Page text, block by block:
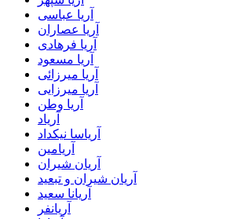
آریا عباسی
آریا عصاران
آریا فرهادی
آریا مسعود
آریا میرزائی
آریا میرزایی
آریا وطن
آریاد
آریاسا نیکداد
آریامین
آریان شیران
آریان شیران و تبعید
آریانا سعید
آریانفر